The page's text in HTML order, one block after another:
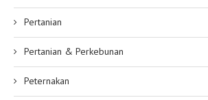
Pertanian
Pertanian & Perkebunan
Peternakan